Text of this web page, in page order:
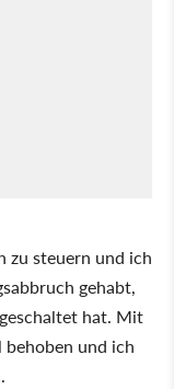
zu steuern und ich
gehabt,
hat. Mit
und ich